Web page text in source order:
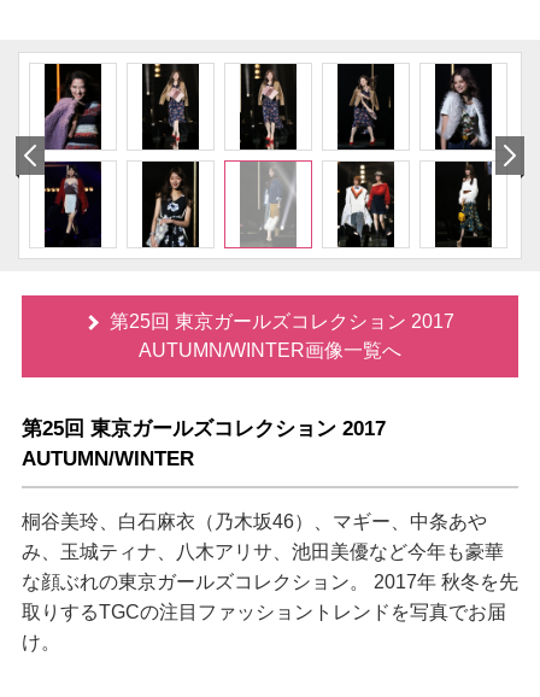
第25回 東京ガールズコレクション 2017
AUTUMN/WINTER画像一覧へ
第25回 東京ガールズコレクション 2017
AUTUMN/WINTER
桐谷美玲、白石麻衣（乃木坂46）、マギー、中条あ
み、玉城ティナ、八木アリサ、池田美優など今年も豪華
な顔ぶれの東京ガールズコレクション。 2017年 秋冬を先
取りするTGCの注目ファッショントレンドを写真でお届
け。